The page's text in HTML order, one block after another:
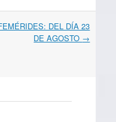
DEL DÍA 23
DE AGOSTO →